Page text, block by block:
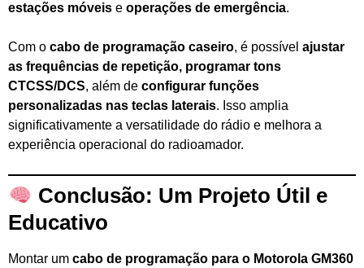
estações móveis e operações de emergência.
Com o cabo de programação caseiro, é possível ajustar
as frequências de repetição, programar tons
CTCSS/DCS, além de configurar funções
personalizadas nas teclas laterais. Isso amplia
significativamente a versatilidade do rádio e melhora a
experiência operacional do radioamador.
Conclusão: Um Projeto Útil e
Educativo
Montar um cabo de programação para o Motorola GM360